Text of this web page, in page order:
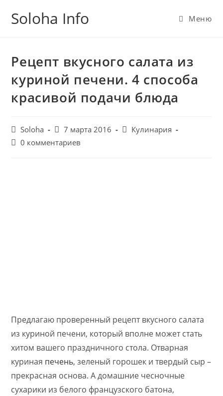
Soloha Info Меню
Рецепт вкусного салата из
куриной печени. 4 способа
красивой подачи блюда
Post
author:
Soloha
Запись
опубликована:
7 марта 2016
PostКулинария
Post0 комментариев
Предлагаю проверенный рецепт вкусного салата
из куриной печени, который вполне может стать
хитом вашего праздничного стола. Отварная
куриная печень, зеленый горошек и твердый сыр –
прекрасная основа. А домашние чесночные
сухарики из белого французского батона,